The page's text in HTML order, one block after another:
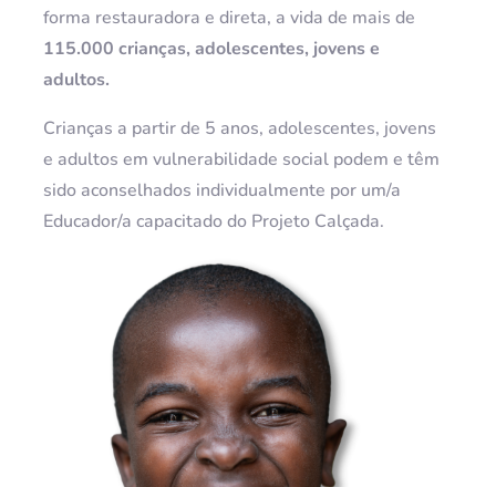
forma restauradora e direta, a vida de mais de
115.000 crianças, adolescentes, jovens e
adultos.
Crianças a partir de 5 anos, adolescentes, jovens
e adultos em vulnerabilidade social podem e têm
sido aconselhados individualmente por um/a
Educador/a capacitado do Projeto Calçada.